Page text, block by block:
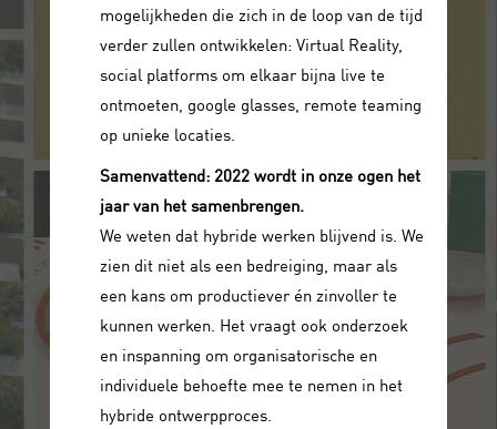
mogelijkheden die zich in de loop van de tijd
verder zullen ontwikkelen: Virtual Reality,
social platforms om elkaar bijna live te
ontmoeten, google glasses, remote teaming
op unieke locaties.
Samenvattend: 2022 wordt in onze ogen het
jaar van het samenbrengen.
We weten dat hybride werken blijvend is. We
zien dit niet als een bedreiging, maar als
een kans om productiever én zinvoller te
kunnen werken. Het vraagt ook onderzoek
en inspanning om organisatorische en
individuele behoefte mee te nemen in het
hybride ontwerpproces.